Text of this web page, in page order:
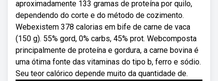
aproximadamente 133 gramas de proteína por quilo,
dependendo do corte e do método de cozimento.
Webexistem 378 calorias em bife de carne de vaca
(150 g). 55% gord, 0% carbs, 45% prot. Webcomposta
principalmente de proteína e gordura, a carne bovina é
uma ótima fonte das vitaminas do tipo b, ferro e sódio.
Seu teor calórico depende muito da quantidade de.